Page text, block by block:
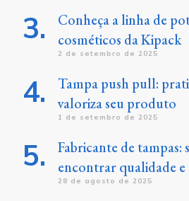
Conheça a linha de
cosméticos da Kipack
2 de setembro de 2025
Tampa push pull:
valoriza seu produto
1 de setembro de 2025
Fabricante de tampas:
encontrar qualidade
28 de agosto de 2025